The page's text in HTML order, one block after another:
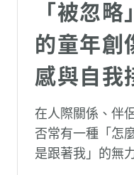
「被忽略
的童年創
感與自我
在人際關係、伴
否常有一種「怎
是跟著我」的無